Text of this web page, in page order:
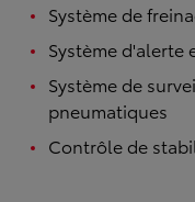
Système de
Système d'alerte
Système de
pneumatiques
Contrôle de